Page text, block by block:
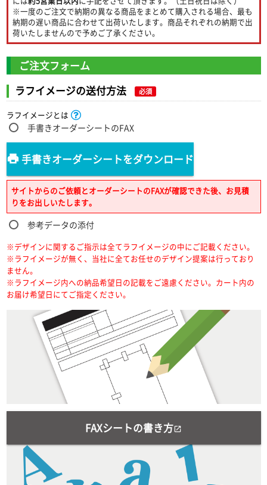
※一度のご注文で納期の異なる商品をまとめて購入される場合、最も
納期の遅い商品に合わせて出荷いたします。商品それぞれの納期で出
荷いたしませんので予めご了承ください。
ご注文フォーム
ラフイメージの送付方法
必須
ラフイメージとは
手書きオーダーシートのFAX
手書きオーダーシートをダウンロード
サイトからのご依頼とオーダーシートのFAXが確認できた後、お見積
りをお出しいたします。
参考データの添付
※デザインに関するご指示は全てラフイメージの中にご記載ください。
※ラフイメージが無く、当社に全てお任せのデザイン提案は行っており
ません。
※ラフイメージ内への納品希望日の記載をご遠慮ください。カート内の
お届け希望日にてご指定ください。
FAXシートの書き方 open_in_new